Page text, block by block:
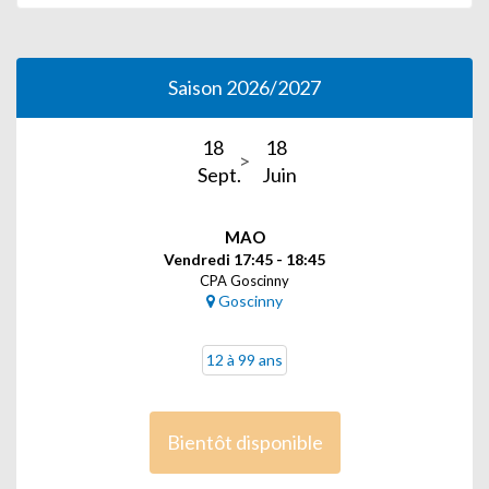
Saison 2026/2027
18
Sept.
18
Juin
MAO
Vendredi 17:45 - 18:45
CPA Goscinny
Goscinny
12 à 99 ans
Bientôt disponible